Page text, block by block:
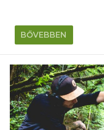
BŐVEBBEN